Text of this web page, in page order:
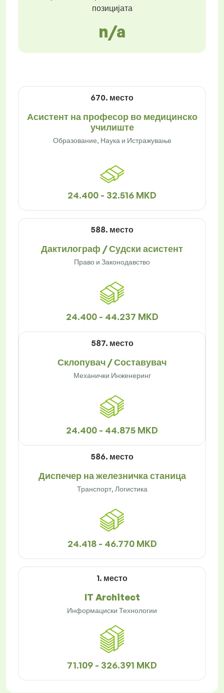
позицијата
n/a
670. место
Асистент на професор во медицинско
училиште
Образование, Наука и Истражување
24.400 - 32.516 MKD
588. место
Дактилограф / Судски асистент
Право и Законодавство
24.400 - 44.237 MKD
587. место
Склопувач / Составувач
Механички Инженеринг
24.400 - 44.875 MKD
586. место
Диспечер на железничка станица
Транспорт, Логистика
24.418 - 46.770 MKD
1. место
IT Architect
Информациски Технологии
71.109 - 326.391 MKD